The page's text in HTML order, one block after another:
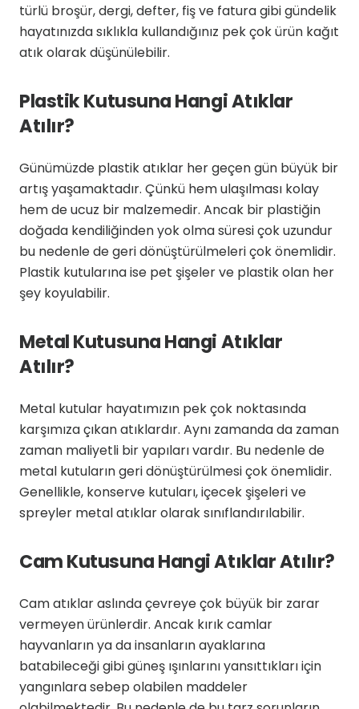
türlü broşür, dergi, defter, fiş ve fatura gibi gündelik
hayatınızda sıklıkla kullandığınız pek çok ürün kağıt
atık olarak düşünülebilir.
Plastik Kutusuna Hangi Atıklar
Atılır?
Günümüzde plastik atıklar her geçen gün büyük bir
artış yaşamaktadır. Çünkü hem ulaşılması kolay
hem de ucuz bir malzemedir. Ancak bir plastiğin
doğada kendiliğinden yok olma süresi çok uzundur
bu nedenle de geri dönüştürülmeleri çok önemlidir.
Plastik kutularına ise pet şişeler ve plastik olan her
şey koyulabilir.
Metal Kutusuna Hangi Atıklar
Atılır?
Metal kutular hayatımızın pek çok noktasında
karşımıza çıkan atıklardır. Aynı zamanda da zaman
zaman maliyetli bir yapıları vardır. Bu nedenle de
metal kutuların geri dönüştürülmesi çok önemlidir.
Genellikle, konserve kutuları, içecek şişeleri ve
spreyler metal atıklar olarak sınıflandırılabilir.
Cam Kutusuna Hangi Atıklar Atılır?
Cam atıklar aslında çevreye çok büyük bir zarar
vermeyen ürünlerdir. Ancak kırık camlar
hayvanların ya da insanların ayaklarına
batabileceği gibi güneş ışınlarını yansıttıkları için
yangınlara sebep olabilen maddeler